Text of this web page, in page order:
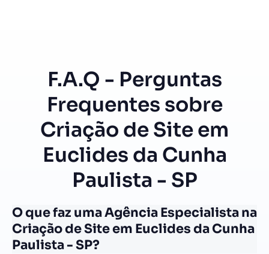
F.A.Q - Perguntas
Frequentes sobre
Criação de Site em
Euclides da Cunha
Paulista - SP
O que faz uma Agência Especialista na
Criação de Site em Euclides da Cunha
Paulista - SP?